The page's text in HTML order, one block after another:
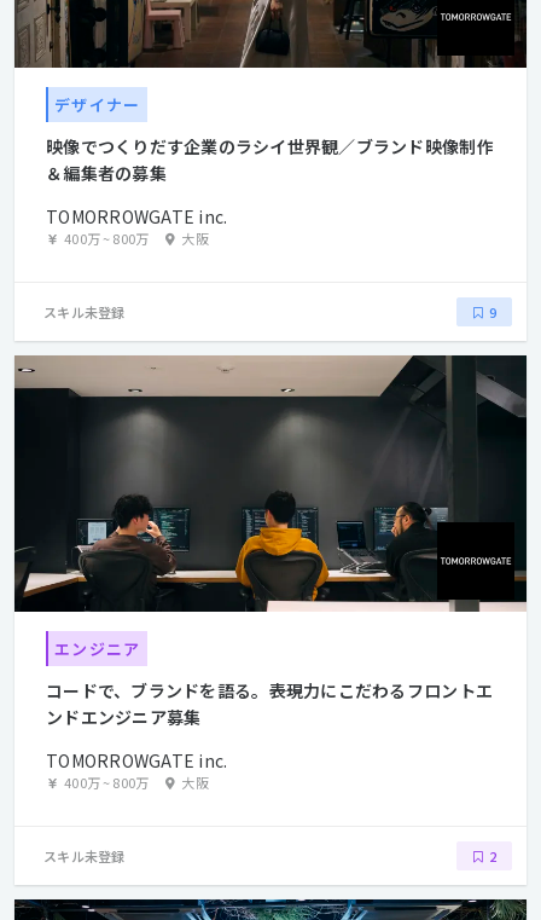
デザイナー
映像でつくりだす企業のラシイ世界観／ブランド映像制作
＆編集者の募集
TOMORROWGATE inc.
400万~800万 大阪
スキル未登録 9
エンジニア
コードで、ブランドを語る。――表現力にこだわるフロントエ
ンドエンジニア募集
TOMORROWGATE inc.
400万~800万 大阪
スキル未登録 2